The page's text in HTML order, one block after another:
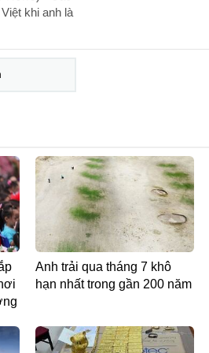
khi anh là
Anh trải qua tháng 7 khô
hạn nhất trong gần 200 năm